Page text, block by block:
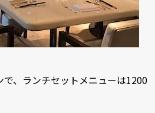
、ランチセットメニューは1200